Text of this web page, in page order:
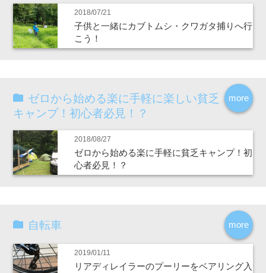
2018/07/21
子供と一緒にカブトムシ・クワガタ捕りへ行
こう！
more
ゼロから始める楽に手軽に楽しい貧乏
キャンプ！初心者必見！？
2018/08/27
ゼロから始める楽に手軽に貧乏キャンプ！初
心者必見！？
more
自転車
2019/01/11
リアディレイラーのプーリーをベアリング入